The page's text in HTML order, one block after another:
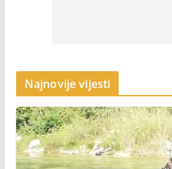
Najnovije vijesti